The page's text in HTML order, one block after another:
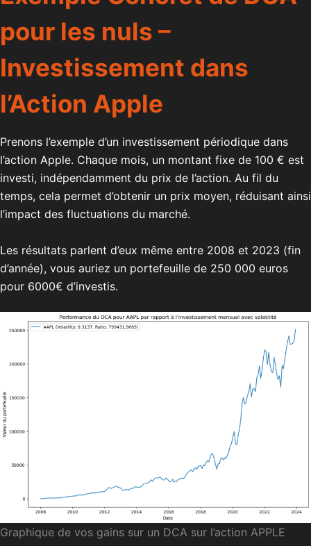
pour les nuls –
Investissement dans
l’Action Apple
Prenons l’exemple d’un investissement périodique dans
l’action Apple. Chaque mois, un montant fixe de 100 € est
investi, indépendamment du prix de l’action. Au fil du
temps, cela permet d’obtenir un prix moyen, réduisant ainsi
l’impact des fluctuations du marché.
Les résultats parlent d’eux même entre 2008 et 2023 (fin
d’année), vous auriez un portefeuille de 250 000 euros
pour 6000€ d’investis.
Graphique de vos gains sur un DCA sur l’action APPLE